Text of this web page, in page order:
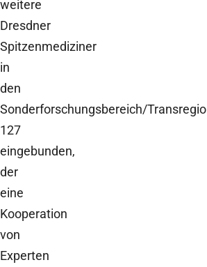
weitere
Dresdner
Spitzenmediziner
in
den
Sonderforschungsbereich/Transregio
127
eingebunden,
der
eine
Kooperation
von
Experten